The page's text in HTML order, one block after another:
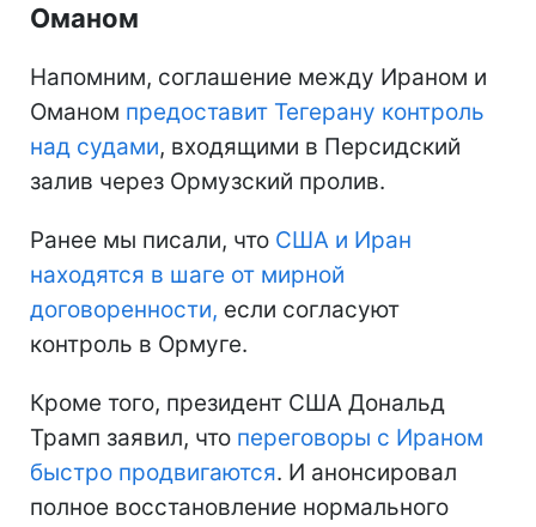
Оманом
Напомним, соглашение между Ираном и
Оманом предоставит Тегерану контроль
над судами, входящими в Персидский
залив через Ормузский пролив.
Ранее мы писали, что США и Иран
находятся в шаге от мирной
договоренности, если согласуют
контроль в Ормуге.
Кроме того, президент США Дональд
Трамп заявил, что переговоры с Ираном
быстро продвигаются. И анонсировал
полное восстановление нормального